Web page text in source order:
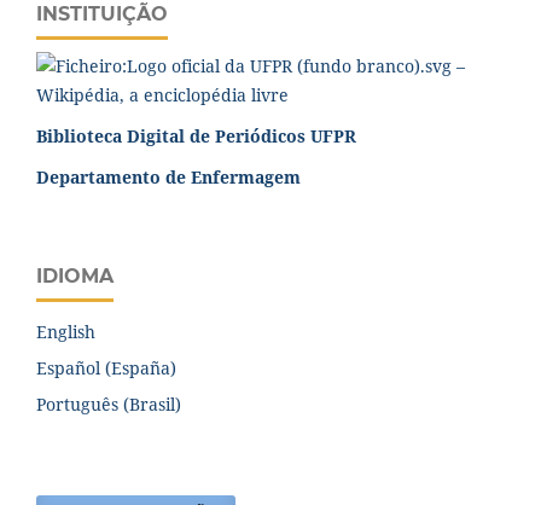
INSTITUIÇÃO
Biblioteca Digital de Periódicos UFPR
Departamento de Enfermagem
IDIOMA
English
Español (España)
Português (Brasil)